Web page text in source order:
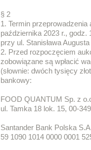
§ 2
1. Termin
października 2023 r.,
przy ul. Stanisława
2. Przed rozpoczęciem
zobowiązane są wpłacić
(słownie: dwóch tysięcy
bankowy:
FOOD QUANTUM Sp. z
ul. Tamka 18 lok. 15, 00-
Santander Bank Polska
59 1090 1014 0000 0001